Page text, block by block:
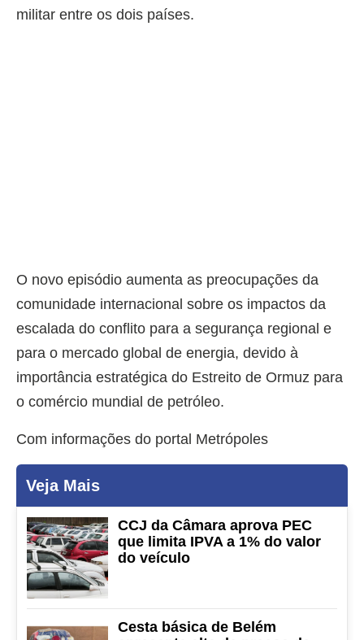
militar entre os dois países.
O novo episódio aumenta as preocupações da
comunidade internacional sobre os impactos da
escalada do conflito para a segurança regional e
para o mercado global de energia, devido à
importância estratégica do Estreito de Ormuz para
o comércio mundial de petróleo.
Com informações do portal Metrópoles
Veja Mais
CCJ da Câmara aprova PEC
que limita IPVA a 1% do valor
do veículo
Cesta básica de Belém